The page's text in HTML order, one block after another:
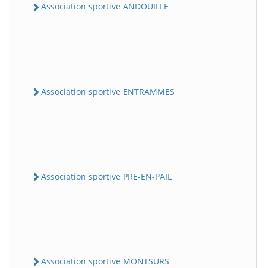
Association sportive ANDOUILLE
Association sportive ENTRAMMES
Association sportive PRE-EN-PAIL
Association sportive MONTSURS